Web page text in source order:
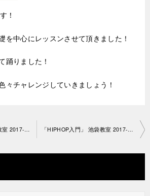
！
を中心にレッスンさせて頂きました！
踊りました！
々チャレンジしていきましょう！
「HIPHOP入門」 池袋教室 2017-12-2-no0007-1034 「HIPHOP入門」 池袋教室 2017-12-11-no0007-1058